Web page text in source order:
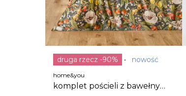
druga rzecz -90% nowość
home&you
komplet pościeli z bawełny